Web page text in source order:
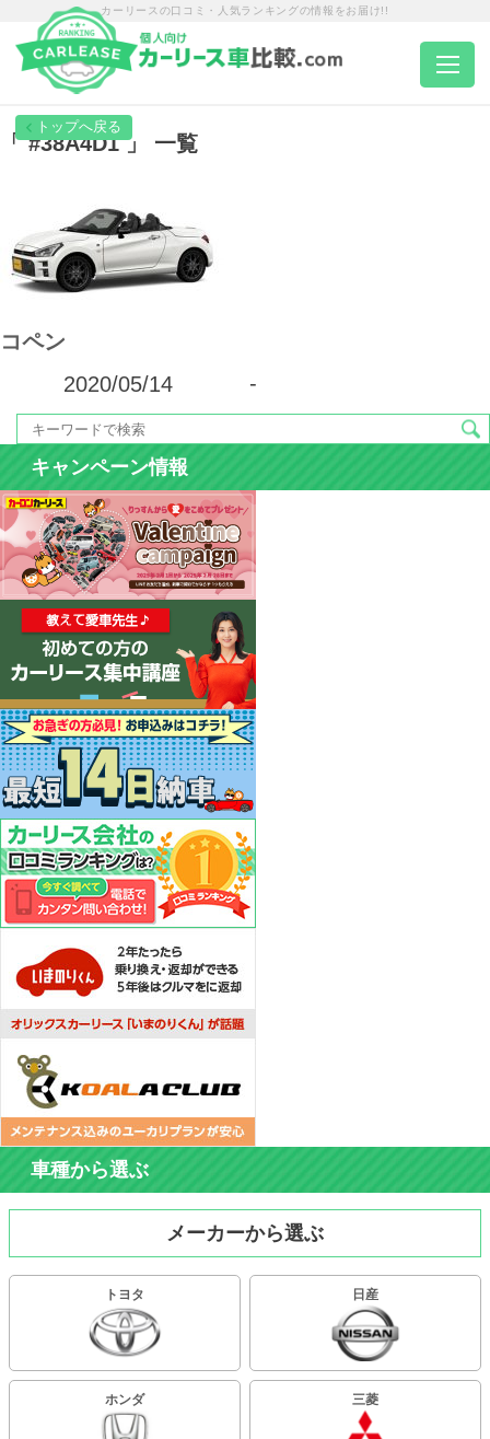
カーリースの口コミ・人気ランキングの情報をお届け!!
トップページ
カーリース一覧
エリア別ランキング
エリア別店舗一覧
車種から選ぶ
カーリース体験談
お役立ち記事
「 #38A4D1 」 一覧
コペン
2020/05/14
-
キャンペーン情報
車種から選ぶ
メーカーから選ぶ
トヨタ 日産
ホンダ 三菱